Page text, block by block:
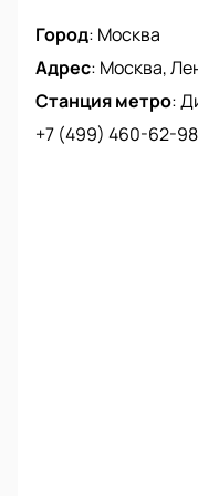
Город: Москва
Адрес: Москва,
Станция метро:
+7 (499) 460-62-98